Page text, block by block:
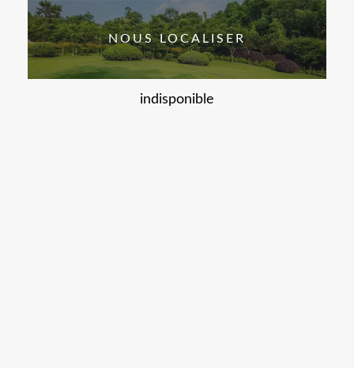
NOUS LOCALISER
indisponible